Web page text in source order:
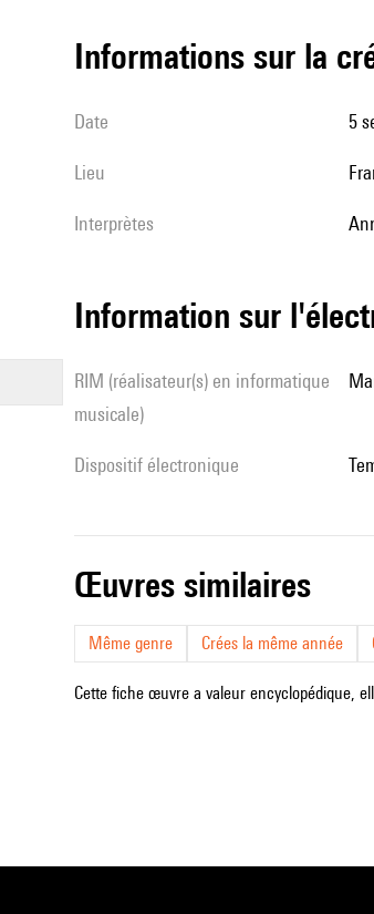
informations sur la
date 5
lieu
interprètes
Information sur
RIM (réalisateur(s) en informatique
musicale)
Dispositif électronique
œuvres similaires
Même genre Crées la même année
Cette fiche œuvre a valeur encyclopédique,